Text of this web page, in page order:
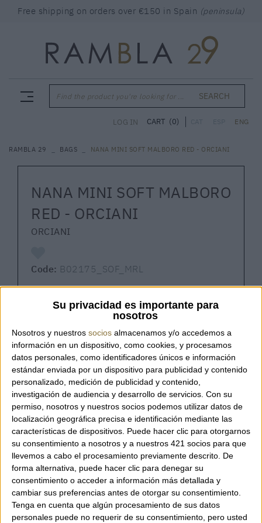
Su privacidad es importante para
nosotros
Nosotros y nuestros socios almacenamos y/o accedemos a
información en un dispositivo, como cookies, y procesamos
datos personales, como identificadores únicos e información
estándar enviada por un dispositivo para publicidad y contenido
personalizado, medición de publicidad y contenido,
investigación de audiencia y desarrollo de servicios. Con su
permiso, nosotros y nuestros socios podemos utilizar datos de
localización geográfica precisa e identificación mediante las
características de dispositivos. Puede hacer clic para otorgarnos
su consentimiento a nosotros y a nuestros 421 socios para que
llevemos a cabo el procesamiento previamente descrito. De
forma alternativa, puede hacer clic para denegar su
consentimiento o acceder a información más detallada y
cambiar sus preferencias antes de otorgar su consentimiento.
Tenga en cuenta que algún procesamiento de sus datos
personales puede no requerir de su consentimiento, pero usted
Free shipping on orders over €150 in Spain (peninsula)
Find the product you're looking for ... SEARCH
ENG
LOG IN CART (0)
RAMBLA 29 BAGS NANA MINI SOFT MALBORO RED - ORCIANI
NANA MINI SOFT MALBORO
RED - ORCIANI
ORCIANI
Code: B02175_SOF_MRL
The Nana Mini bag is finally in your hands. Or
on your shoulders. Or worn crossbody.
Bold, sinuous, and transformable: designed
to meet the needs of the contemporary
woman. With a striking and captivating
silhouette, available in various shades to
best reflect your style and essence.
More than just a bag, it’s a style statement—
carry it by hand, on your shoulder, or
crossbody, and take it along on your
everyday adventures. Choose it, live it.
Includes a strap for crossbody wear.
Made in Italy.